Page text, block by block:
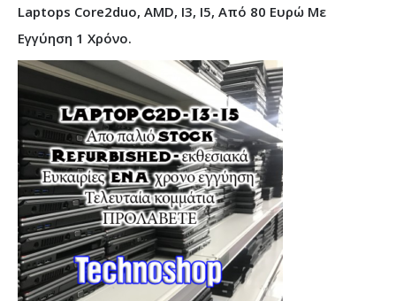
Laptops Core2duo, AMD, I3, I5, Από 80 Ευρώ Με
Εγγύηση 1 Χρόνο.